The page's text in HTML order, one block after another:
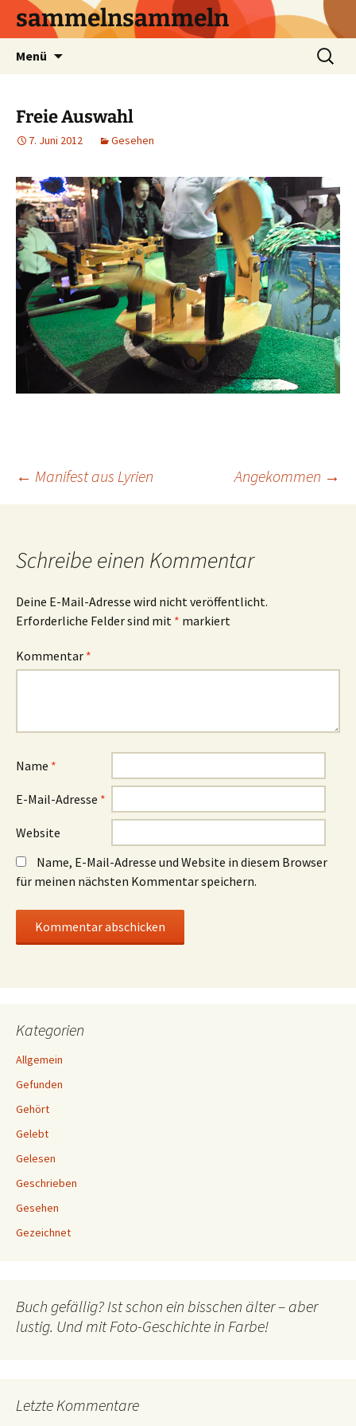
sammelnsammeln
Menü
Suchen
nach:
Freie Auswahl
7. Juni 2012 Gesehen
Beitrags-
← Manifest aus Lyrien Angekommen →
Schreibe einen Kommentar
Deine E-Mail-Adresse wird nicht veröffentlicht.
Erforderliche Felder sind mit * markiert
Kommentar *
Name *
E-Mail-Adresse *
Website
Name, E-Mail-Adresse und Website in diesem Browser
für meinen nächsten Kommentar speichern.
Kategorien
Allgemein
Gefunden
Gehört
Gelebt
Gelesen
Geschrieben
Gesehen
Gezeichnet
Buch gefällig? Ist schon ein bisschen älter – aber
lustig. Und mit Foto-Geschichte in Farbe!
Letzte Kommentare